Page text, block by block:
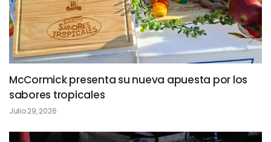
McCormick presenta su nueva apuesta por los
sabores tropicales
Julio 29, 2026